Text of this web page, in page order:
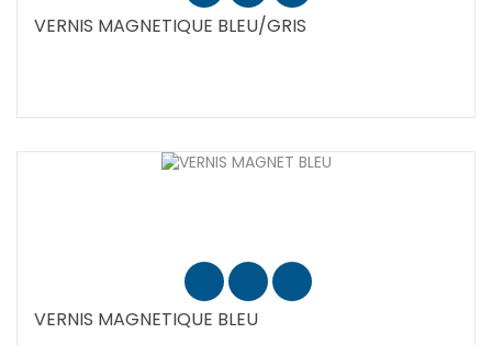
VERNIS MAGNETIQUE BLEU/GRIS
VERNIS MAGNETIQUE BLEU